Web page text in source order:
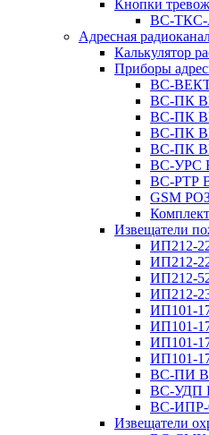
Кнопки
ВС-
Адресная
Калькулятор
Приборы
ВС-
ВС-ПК
ВС-ПК
ВС-ПК
ВС-ПК
ВС-УРС
ВС-РТР
GSM
Извещатели
ИП212-
ИП212-
ИП212-
ИП212-
ИП101-
ИП101-
ИП101-
ИП101-
ВС-ПИ
ВС-УДП
ВС-ИПР-
Извещатели